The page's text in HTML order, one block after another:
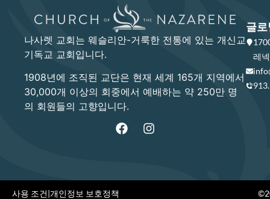
나사렛 교회는 웨슬리안-거룩한 전통에 있는 개신교
기독교 교회입니다.
1908년에 조직된 교단은 현재 세계 165개 지역에서
30,000개 이상의 회중에서 예배하는 약 250만 명
의 회원들의 고향입니다.
글로
레
사용 조건|개인정보 보호정책